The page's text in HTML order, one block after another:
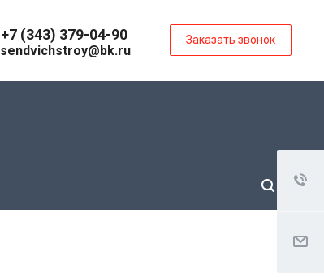
+7 (343) 379-04-90
sendvichstroy@bk.ru
Заказать звонок